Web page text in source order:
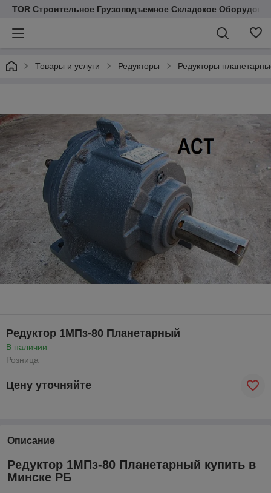
TOR Строительное Грузоподъемное Складское
Товары и услуги Редукторы Редукторы
Редуктор 1МПз-80 Планетарный
В наличии
Розница
Цену уточняйте
Описание
Редуктор 1МПз-80 Планетарный купить в
Минске РБ